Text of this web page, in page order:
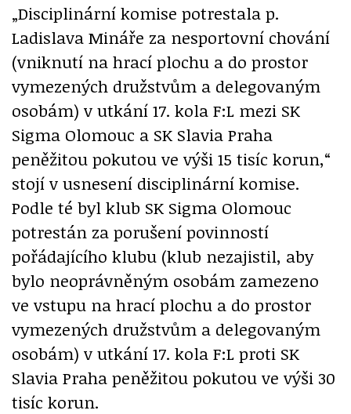
„Disciplinární komise potrestala p.
Ladislava Mináře za nesportovní chování
(vniknutí na hrací plochu a do prostor
vymezených družstvům a delegovaným
osobám) v utkání 17. kola F:L mezi SK
Sigma Olomouc a SK Slavia Praha
peněžitou pokutou ve výši 15 tisíc korun,“
stojí v usnesení disciplinární komise.
Podle té byl klub SK Sigma Olomouc
potrestán za porušení povinností
pořádajícího klubu (klub nezajistil, aby
bylo neoprávněným osobám zamezeno
ve vstupu na hrací plochu a do prostor
vymezených družstvům a delegovaným
osobám) v utkání 17. kola F:L proti SK
Slavia Praha peněžitou pokutou ve výši 30
tisíc korun.